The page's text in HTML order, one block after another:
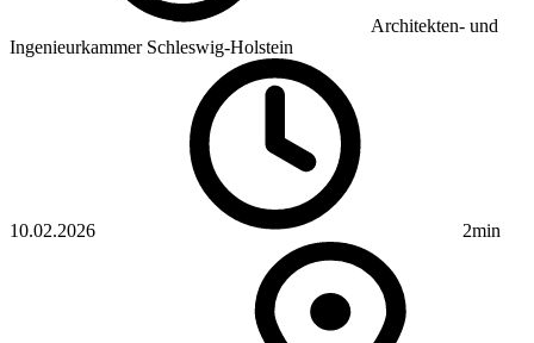
Architekten- und
Ingenieurkammer Schleswig-Holstein
10.02.2026 2min